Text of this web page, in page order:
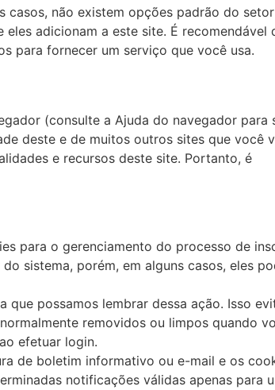
não existem opções padrão do
adicionam a este site. É recomendável
para fornecer um serviço que você usa.
(consulte a Ajuda do navegador para
deste e de muitos outros sites que você
e recursos deste site. Portanto, é
para o gerenciamento do processo de
sistema, porém, em alguns casos, eles
possamos lembrar dessa ação. Isso
removidos ou limpos quando
efetuar login.
de boletim informativo ou e-mail e os
notificações válidas apenas para